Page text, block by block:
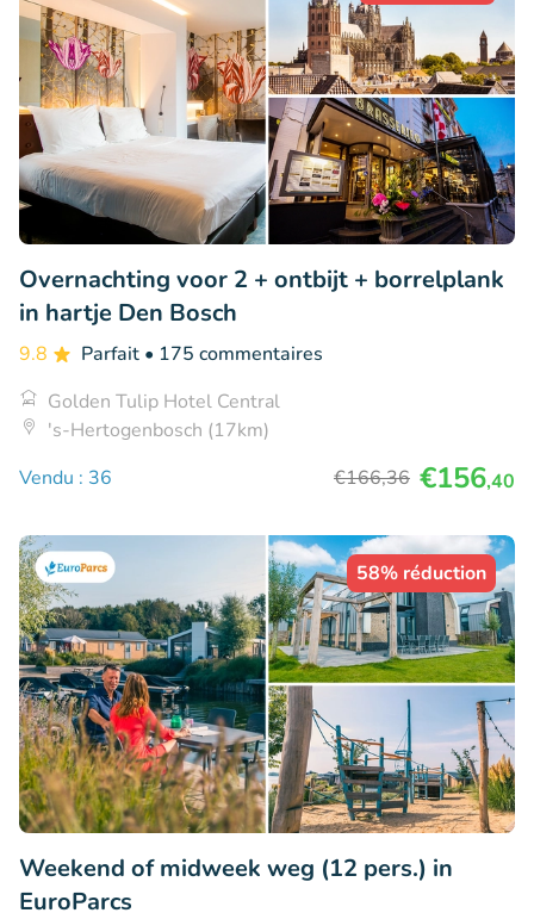
Overnachting voor 2 + ontbijt + borrelplank
in hartje Den Bosch
9.8 Parfait • 175 commentaires
Golden Tulip Hotel Central
's-Hertogenbosch (17km)
Vendu : 36
€166,36 €156,40
58% réduction
Weekend of midweek weg (12 pers.) in
EuroParcs